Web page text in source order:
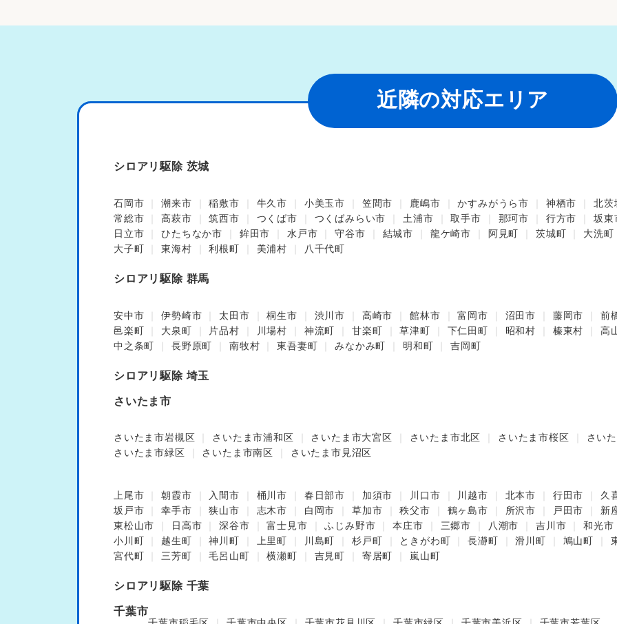
近隣の対応エリア
シロアリ駆除 茨城
石岡市 潮来市 稲敷市 牛久市 小美玉市 笠間市 鹿嶋市 かすみがうら市 神栖市
北茨
常総市
高萩市 筑西市 つくば市 つくばみらい市 土浦市 取手市 那珂市 行方市
坂東
日立市
ひたちなか市 鉾田市 水戸市 守谷市 結城市 龍ケ崎市 阿見町 茨城町
大洗町
大子町
東海村 利根町 美浦村 八千代町
シロアリ駆除 群馬
安中市 伊勢崎市 太田市 桐生市 渋川市 高崎市 館林市 富岡市 沼田市 藤岡市
前
邑楽町
大泉町 片品村 川場村 神流町 甘楽町 草津町 下仁田町 昭和村 榛東村
高
中之条町
長野原町 南牧村 東吾妻町 みなかみ町 明和町 吉岡町
シロアリ駆除 埼玉
さいたま市
さいたま市岩槻区 さいたま市浦和区 さいたま市大宮区 さいたま市北区 さいたま市桜区
さい
さいたま市緑区
さいたま市南区 さいたま市見沼区
上尾市 朝霞市 入間市 桶川市 春日部市 加須市 川口市 川越市 北本市 行田市
久
坂戸市
幸手市 狭山市 志木市 白岡市 草加市 秩父市 鶴ヶ島市 所沢市 戸田市
新
東松山市
日高市 深谷市 富士見市 ふじみ野市 本庄市 三郷市 八潮市 吉川市
和光市
小川町
越生町 神川町 上里町 川島町 杉戸町 ときがわ町 長瀞町 滑川町 鳩山町
宮代町
三芳町 毛呂山町 横瀬町 吉見町 寄居町 嵐山町
シロアリ駆除 千葉
千葉市